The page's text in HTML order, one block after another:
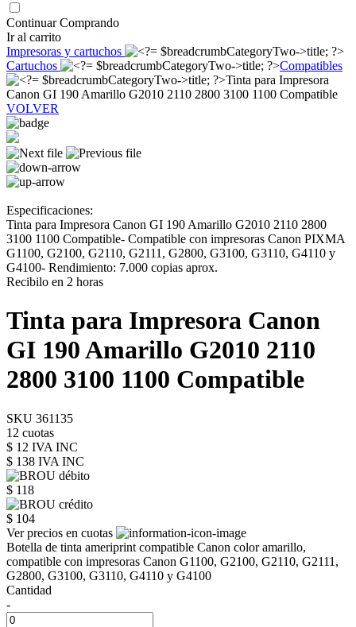
Continuar Comprando
Ir al carrito
Impresoras y cartuchos
Cartuchos
Compatibles
Tinta para Impresora
Canon GI 190 Amarillo G2010 2110 2800 3100 1100 Compatible
VOLVER
Especificaciones:
Tinta para Impresora Canon GI 190 Amarillo G2010 2110 2800
3100 1100 Compatible- Compatible con impresoras Canon PIXMA
G1100, G2100, G2110, G2111, G2800, G3100, G3110, G4110 y
G4100- Rendimiento: 7.000 copias aprox.
Recibilo en 2 horas
Tinta para Impresora Canon
GI 190 Amarillo G2010 2110
2800 3100 1100 Compatible
SKU 361135
12 cuotas
$ 12 IVA INC
$ 138 IVA INC
$ 118
$ 104
Ver precios en cuotas
Botella de tinta ameriprint compatible Canon color amarillo,
compatible con impresoras Canon G1100, G2100, G2110, G2111,
G2800, G3100, G3110, G4110 y G4100
Cantidad
-